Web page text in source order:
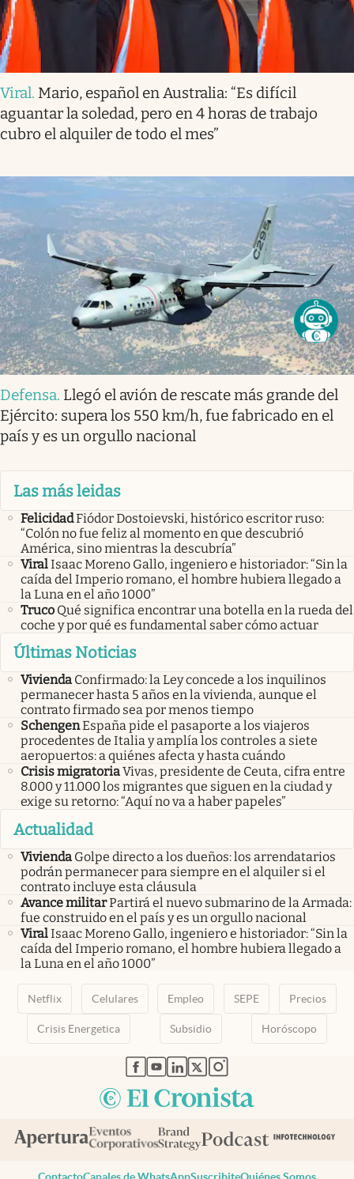
Viral. Mario, español en Australia: “Es difícil
aguantar la soledad, pero en 4 horas de trabajo
cubro el alquiler de todo el mes”
Defensa. Llegó el avión de rescate más grande del
Ejército: supera los 550 km/h, fue fabricado en el
país y es un orgullo nacional
Las más leidas
FelicidadFiódor Dostoievski, histórico escritor ruso:
“Colón no fue feliz al momento en que descubrió
América, sino mientras la descubría”
ViralIsaac Moreno Gallo, ingeniero e historiador: “Sin la
caída del Imperio romano, el hombre hubiera llegado a
la Luna en el año 1000”
Truco Qué significa encontrar una botella en la rueda del
coche y por qué es fundamental saber cómo actuar
Últimas Noticias
Vivienda Confirmado: la Ley concede a los inquilinos
permanecer hasta 5 años en la vivienda, aunque el
contrato firmado sea por menos tiempo
SchengenEspaña pide el pasaporte a los viajeros
procedentes de Italia y amplía los controles a siete
aeropuertos: a quiénes afecta y hasta cuándo
Crisis migratoriaVivas, presidente de Ceuta, cifra entre
8.000 y 11.000 los migrantes que siguen en la ciudad y
exige su retorno: “Aquí no va a haber papeles”
Actualidad
Vivienda Golpe directo a los dueños: los arrendatarios
podrán permanecer para siempre en el alquiler si el
contrato incluye esta cláusula
Avance militarPartirá el nuevo submarino de la Armada:
fue construido en el país y es un orgullo nacional
ViralIsaac Moreno Gallo, ingeniero e historiador: “Sin la
caída del Imperio romano, el hombre hubiera llegado a
la Luna en el año 1000”
Netflix Celulares Empleo SEPE Precios
Crisis Energetica Subsidio Horóscopo
abre en nueva pestaña
abre en nueva pestaña
abre en nueva pestaña
abre en nueva pestaña
abre en nueva pestaña